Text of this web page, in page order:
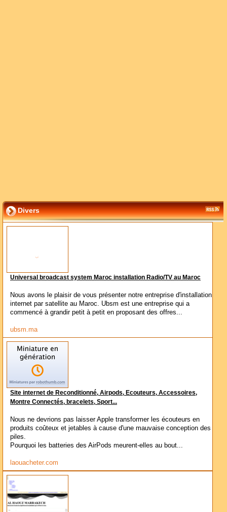
Divers
Universal broadcast system Maroc installation Radio/TV au Maroc
Nous avons le plaisir de vous présenter notre entreprise d'installation
internet par satellite au Maroc. Ubsm est une entreprise qui a
commencé à grandir petit à petit en proposant des offres...
ubsm.ma
Site internet de Reconditionné, Airpods, Ecouteurs, Accessoires,
Montre Connectés, bracelets, Sport...
Nous ne devrions pas laisser Apple transformer les écouteurs en
produits coûteux et jetables à cause d'une mauvaise conception des
piles.
Pourquoi les batteries des AirPods meurent-elles au bout...
laouacheter.com